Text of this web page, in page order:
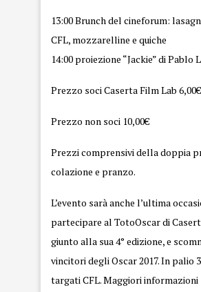
13:00 Brunch del cineforum:
CFL, mozzarelline e quiche
14:00 proiezione “Jackie” di Pablo
Prezzo soci Caserta Film Lab
Prezzo non soci 10,00€
Prezzi comprensivi della doppia
colazione e pranzo.
L’evento sarà anche l’ultima
partecipare al TotoOscar di
giunto alla sua 4° edizione, e
vincitori degli Oscar 2017. In palio
targati CFL. Maggiori informazioni